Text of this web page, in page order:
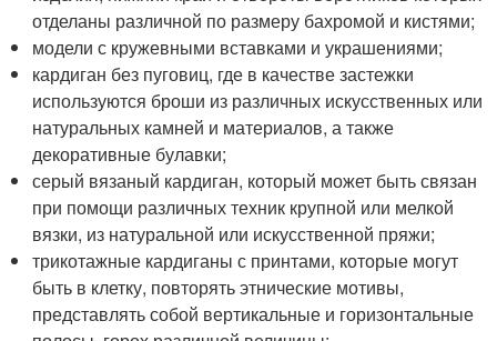
отделаны различной по размеру бахромой и кистями;
модели с кружевными вставками и украшениями;
кардиган без пуговиц, где в качестве застежки
используются броши из различных искусственных или
натуральных камней и материалов, а также
декоративные булавки;
серый вязаный кардиган, который может быть связан
при помощи различных техник крупной или мелкой
вязки, из натуральной или искусственной пряжи;
трикотажные кардиганы с принтами, которые могут
быть в клетку, повторять этнические мотивы,
представлять собой вертикальные и горизонтальные